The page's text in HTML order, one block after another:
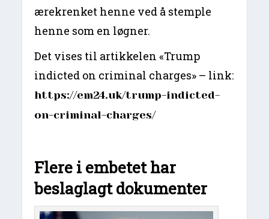
ærekrenket henne ved å stemple
henne som en løgner.
Det vises til artikkelen «Trump
indicted on criminal charges» – link:
https://em24.uk/trump-indicted-
on-criminal-charges/
Flere i embetet har
beslaglagt dokumenter